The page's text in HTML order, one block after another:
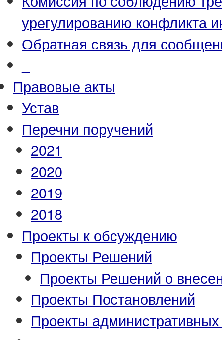
урегулированию конфликта
Обратная связь для
Правовые акты
Устав
Перечни поручений
2021
2020
2019
2018
Проекты к обсуждению
Проекты Решений
Проекты Решений о
Проекты Постановлений
Проекты